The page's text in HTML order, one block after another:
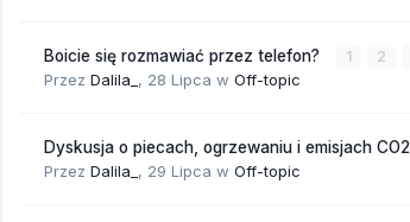
Boicie się rozmawiać przez telefon? 1 2
Przez Dalila_ , 28 Lipca w Off-topic
Dyskusja o piecach, ogrzewaniu i emisjach CO2
Przez Dalila_ , 29 Lipca w Off-topic